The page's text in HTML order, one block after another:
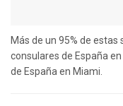
Más de un 95% de
consulares de España
de España en Miami.